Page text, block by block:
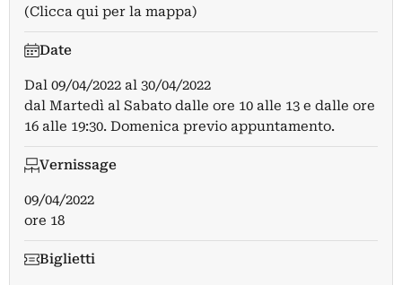
(Clicca qui per la mappa)
Date
Dal 09/04/2022 al 30/04/2022
dal Martedì al Sabato dalle ore 10 alle 13 e dalle ore
16 alle 19:30. Domenica previo appuntamento.
Vernissage
09/04/2022
ore 18
Biglietti